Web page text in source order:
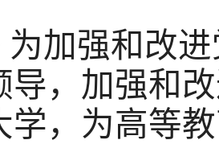
为加强和改
导，加强和
学，为高等